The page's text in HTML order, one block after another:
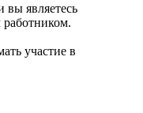
вы являетесь
участие в